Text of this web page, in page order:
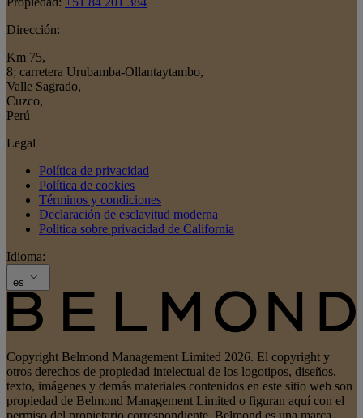
Dirección:
Km 75,
8; carretera Urubamba-Ollantaytambo,
Valle Sagrado,
Cuzco,
Perú
Legal
Política de privacidad
Política de cookies
Términos y condiciones
Declaración de esclavitud moderna
Política sobre privacidad de California
Idioma:
es
Copyright Belmond Management Limited 2026. El copyright y
otros derechos de propiedad intelectual de los logotipos, diseños,
texto, imágenes y demás materiales contenidos en este sitio web son
propiedad de Belmond Management Limited o figuran aquí con el
permiso del propietario correspondiente. Belmond es una marca